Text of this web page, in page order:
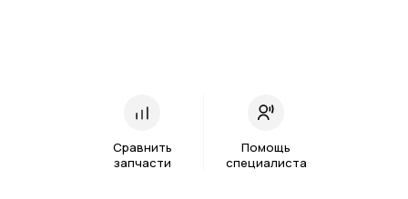
Сравнить
запчасти
Помощь
специалиста